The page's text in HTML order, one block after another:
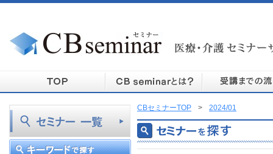
CBセミナーTOP > 2024/01